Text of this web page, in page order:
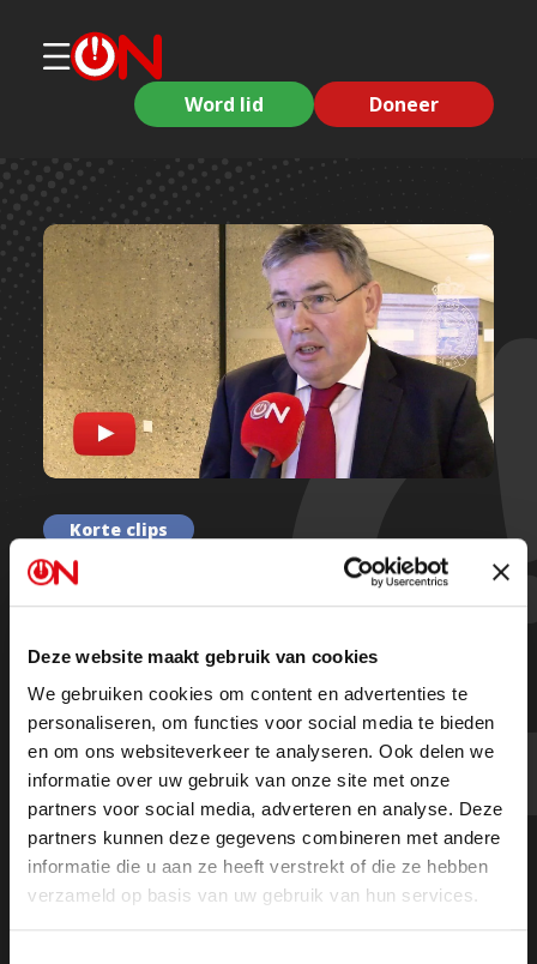
Deze website maakt gebruik van cookies
We gebruiken cookies om content en advertenties te
personaliseren, om functies voor social media te bieden
en om ons websiteverkeer te analyseren. Ook delen we
informatie over uw gebruik van onze site met onze
partners voor social media, adverteren en analyse. Deze
partners kunnen deze gegevens combineren met andere
informatie die u aan ze heeft verstrekt of die ze hebben
verzameld op basis van uw gebruik van hun services.
Word lid Doneer
Korte clips
“Als er Europese actie moet komen
dan gebeurt er niks” - Binnenhof